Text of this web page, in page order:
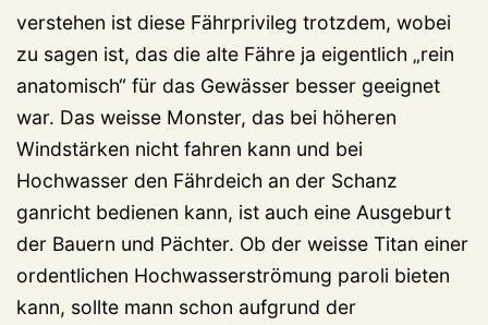
verstehen ist diese Fährprivileg trotzdem, wobei
zu sagen ist, das die alte Fähre ja eigentlich „rein
anatomisch“ für das Gewässer besser geeignet
war. Das weisse Monster, das bei höheren
Windstärken nicht fahren kann und bei
Hochwasser den Fährdeich an der Schanz
ganricht bedienen kann, ist auch eine Ausgeburt
der Bauern und Pächter. Ob der weisse Titan einer
ordentlichen Hochwasserströmung paroli bieten
kann, sollte mann schon aufgrund der